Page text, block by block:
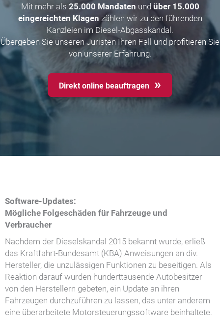
Mit mehr als 25.000 Mandaten undüber 15.000
eingereichten Klagenzählen wir zu den führenden
Kanzleien im Diesel-Abgasskandal.
Übergeben Sie unseren Juristen Ihren Fall und profitieren Sie
von unserer Erfahrung.
Direkt online beauftragen
Software-Updates:
Mögliche Folgeschäden für Fahrzeuge und
Verbraucher
Nachdem der Dieselskandal 2015 bekannt wurde, erließ
das Kraftfahrt-Bundesamt (KBA) Anweisungen an div.
Hersteller, die unzulässigen Funktionen zu beseitigen. Als
Reaktion darauf wurden hunderttausende Autobesitzer
von den Herstellern gebeten, ein Update an ihren
Fahrzeugen durchzuführen zu lassen, das unter anderem
eine überarbeitete Motorsteuerungssoftware beinhaltete.